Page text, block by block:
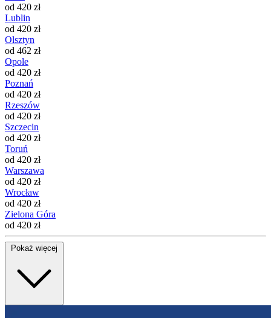
od 420 zł
Lublin
od 420 zł
Olsztyn
od 462 zł
Opole
od 420 zł
Poznań
od 420 zł
Rzeszów
od 420 zł
Szczecin
od 420 zł
Toruń
od 420 zł
Warszawa
od 420 zł
Wrocław
od 420 zł
Zielona Góra
od 420 zł